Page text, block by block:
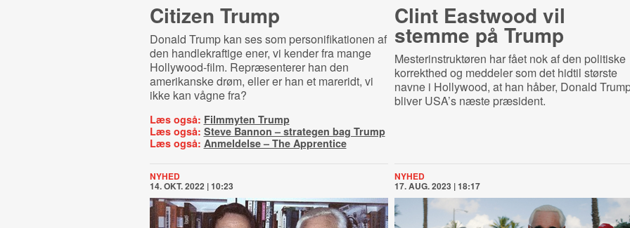
Citizen Trump
Donald Trump kan ses som personifikationen af
den handlekraftige ener, vi kender fra mange
Hollywood-film. Repræsenterer han den
amerikanske drøm, eller er han et mareridt, vi
ikke kan vågne fra?
Læs også: Filmmyten Trump
Læs også: Steve Bannon – strategen bag Trump
Læs også: Anmeldelse – The Apprentice
Clint Eastwood vil
stemme på Trump
Mesterinstruktøren har fået nok af den politiske
korrekthed og meddeler som det hidtil største
navne i Hollywood, at han håber, Donald
bliver USA’s næste præsident.
NYHED
14. OKT. 2022 | 10:23
NYHED
17. AUG. 2023 | 18:17